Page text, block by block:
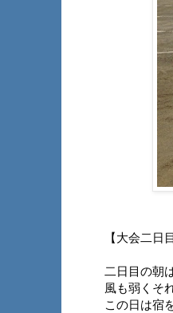
【大会二日
二日目の朝
風も弱くそ
この日は宿